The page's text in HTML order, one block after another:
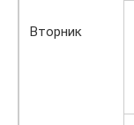
Вторник